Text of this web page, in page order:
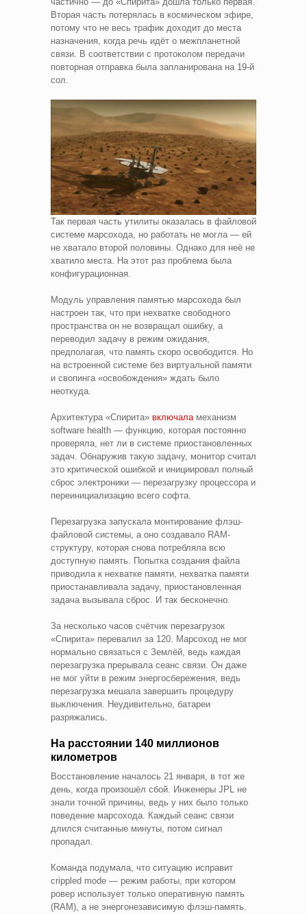
Вторая часть потерялась в космическом эфире,
потому что не весь трафик доходит до места
назначения, когда речь идёт о межпланетной
связи. В соответствии с протоколом передачи
повторная отправка была запланирована на 19-й
сол.
Так первая часть утилиты оказалась в файловой
системе марсохода, но работать не могла — ей
не хватало второй половины. Однако для неё не
хватило места. На этот раз проблема была
конфигурационная.
Модуль управления памятью марсохода был
настроен так, что при нехватке свободного
пространства он не возвращал ошибку, а
переводил задачу в режим ожидания,
предполагая, что память скоро освободится. Но
на встроенной системе без виртуальной памяти
и свопинга «освобождения» ждать было
неоткуда.
Архитектура «Спирита» включала механизм
software health — функцию, которая постоянно
проверяла, нет ли в системе приостановленных
задач. Обнаружив такую задачу, монитор считал
это критической ошибкой и инициировал полный
сброс электроники — перезагрузку процессора и
переинициализацию всего софта.
Перезагрузка запускала монтирование флэш-
файловой системы, а оно создавало RAM-
структуру, которая снова потребляла всю
доступную память. Попытка создания файла
приводила к нехватке памяти, нехватка памяти
приостанавливала задачу, приостановленная
задача вызывала сброс. И так бесконечно.
За несколько часов счётчик перезагрузок
«Спирита» перевалил за 120. Марсоход не мог
нормально связаться с Землёй, ведь каждая
перезагрузка прерывала сеанс связи. Он даже
не мог уйти в режим энергосбережения, ведь
перезагрузка мешала завершить процедуру
выключения. Неудивительно, батареи
разряжались.
На расстоянии 140 миллионов
километров
Восстановление началось 21 января, в тот же
день, когда произошёл сбой. Инженеры JPL не
знали точной причины, ведь у них было только
поведение марсохода. Каждый сеанс связи
длился считанные минуты, потом сигнал
пропадал.
Команда подумала, что ситуацию исправит
crippled mode — режим работы, при котором
ровер использует только оперативную память
(RAM), а не энергонезависимую флэш-память.